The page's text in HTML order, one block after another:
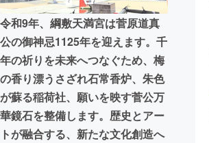
ビジネス・起業
まちづくり・地域活性化
CAMPFIRE for Social Good
CAMPFIREふるさと納税
令和9年、綱敷天満宮は菅原道真
公の御神忌1125年を迎えます。千
年の祈りを未来へつなぐため、梅
の香り漂うさざれ石常香炉、朱色
が蘇る稲荷社、願いを映す菅公万
華鏡石を整備します。歴史とアー
トが融合する、新たな文化創造へ